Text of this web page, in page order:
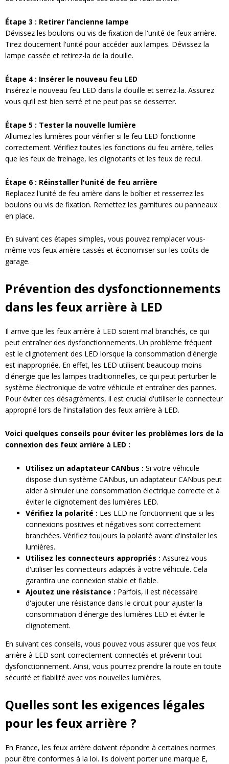
Étape 3 : Retirer l’ancienne lampe
Dévissez les boulons ou vis de fixation de l'unité de feux arrière.
Tirez doucement l'unité pour accéder aux lampes. Dévissez la
lampe cassée et retirez-la de la douille.
Étape 4 : Insérer le nouveau feu LED
Insérez le nouveau feu LED dans la douille et serrez-la. Assurez
vous qu’il est bien serré et ne peut pas se desserrer.
Étape 5 : Tester la nouvelle lumière
Allumez les lumières pour vérifier si le feu LED fonctionne
correctement. Vérifiez toutes les fonctions du feu arrière, telles
que les feux de freinage, les clignotants et les feux de recul.
Étape 6 : Réinstaller l'unité de feu arrière
Replacez l'unité de feu arrière dans le boîtier et resserrez les
boulons ou vis de fixation. Remettez les garnitures ou panneaux
en place.
En suivant ces étapes simples, vous pouvez remplacer vous-
même vos feux arrière cassés et économiser sur les coûts de
garage.
Prévention des dysfonctionnements
dans les feux arrière à LED
Il arrive que les feux arrière à LED soient mal branchés, ce qui
peut entraîner des dysfonctionnements. Un problème fréquent
est le clignotement des LED lorsque la consommation d'énergie
est inappropriée. En effet, les LED utilisent beaucoup moins
d'énergie que les lampes traditionnelles, ce qui peut perturber le
système électronique de votre véhicule et entraîner des pannes.
Pour éviter ces désagréments, il est crucial d'utiliser le connecteur
approprié lors de l'installation des feux arrière à LED.
Voici quelques conseils pour éviter les problèmes lors de la
connexion des feux arrière à LED :
Utilisez un adaptateur CANbus : Si votre véhicule
dispose d'un système CANbus, un adaptateur CANbus peut
aider à simuler une consommation électrique correcte et à
éviter le clignotement des lumières LED.
Vérifiez la polarité : Les LED ne fonctionnent que si les
connexions positives et négatives sont correctement
branchées. Vérifiez toujours la polarité avant d'installer les
lumières.
Utilisez les connecteurs appropriés : Assurez-vous
d'utiliser les connecteurs adaptés à votre véhicule. Cela
garantira une connexion stable et fiable.
Ajoutez une résistance : Parfois, il est nécessaire
d'ajouter une résistance dans le circuit pour ajuster la
consommation d'énergie des lumières LED et éviter le
clignotement.
En suivant ces conseils, vous pouvez vous assurer que vos feux
arrière à LED sont correctement connectés et prévenir tout
dysfonctionnement. Ainsi, vous pourrez prendre la route en toute
sécurité et fiabilité avec vos nouvelles lumières.
Quelles sont les exigences légales
pour les feux arrière ?
En France, les feux arrière doivent répondre à certaines normes
pour être conformes à la loi. Ils doivent porter une marque E,